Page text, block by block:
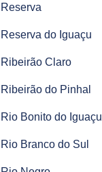
do Iguaçu
Claro
do Pinhal
Bonito do Iguaçu
Branco do Sul